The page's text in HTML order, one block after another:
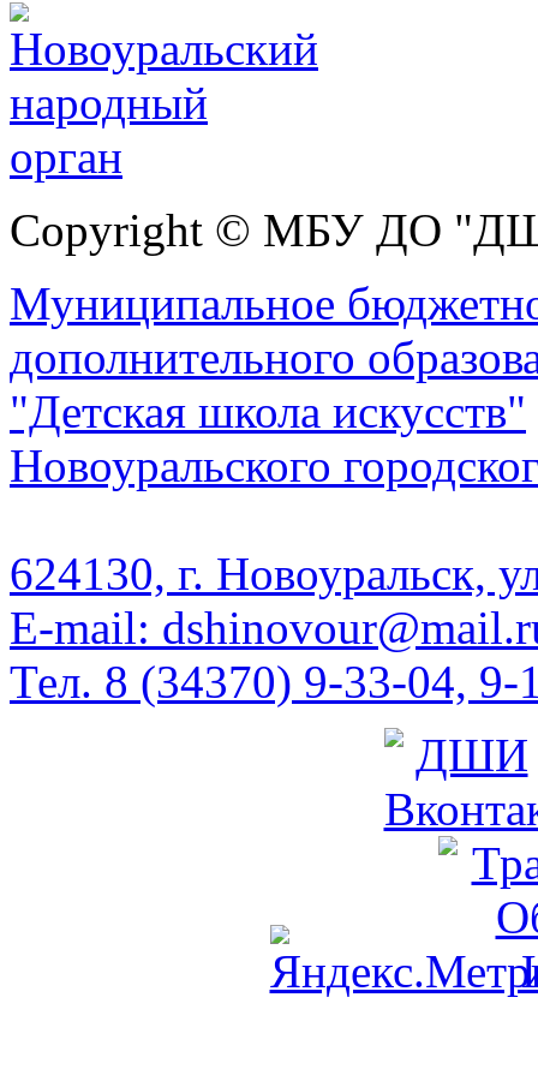
Copyright © МБУ ДО
Муниципальное
дополнительного
"Детская школа искусств"
Новоуральского
624130, г. Новоуральск,
E-mail:
Тел. 8 (34370) 9-33-04, 9-